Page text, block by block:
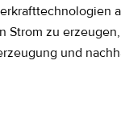
Strom zu
und